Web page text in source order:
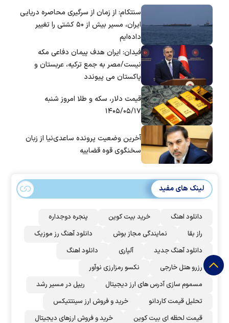
سنتکام: از زمان از سرگیری محاصره دریایی
ایران، مسیر بیش از ۵۰ کشتی را تغییر
داده‌ایم
فیدان: ایران هدف پیمان دفاعی مکه
نیست/مصر به جمع ترکیه، عربستان و
پاکستان می پیوندد
قیمت دلار، سکه و طلا امروز شنبه
۱۴۰۵/۰۵/۱۷
آخرین وضعیت پرونده ساعدی‌نیا از زبان
سخنگوی قوه قضاییه
لینک های مفید
دانلود اهنگ خرید بیت کوین
پنجره دوجداره
راز بقا
نمایندگی مجاز بوش
دانلود آهنگ رز‌ موزیک
دانلود آهنگ جدید
آلپاری
دانلود اهنگ
رزرو هتل خارجی
نکسو رمزارزی نوآور
مسموم سازی آدرس های ارز دیجیتال
ریپل در مسیر رشد
تحلیل قیمت کاردانو
خرید و فروش ارز سینتتیکس
قیمت لحظه ای بیت کوین
خرید و فروش ارزهای دیجیتال